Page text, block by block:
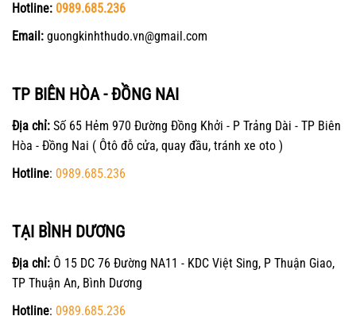
Hotline: 0989.685.236
Email: guongkinhthudo.vn@gmail.com
TP BIÊN HÒA - ĐỒNG NAI
Địa chỉ: Số 65 Hẻm 970 Đường Đồng Khởi - P Trảng Dài - TP Biên
Hòa - Đồng Nai ( Ôtô đỗ cửa, quay đầu, tránh xe oto )
Hotline: 0989.685.236
TẠI BÌNH DƯƠNG
Địa chỉ: Ô 15 DC 76 Đường NA11 - KDC Việt Sing, P Thuận Giao,
TP Thuận An, Bình Dương
Hotline: 0989.685.236